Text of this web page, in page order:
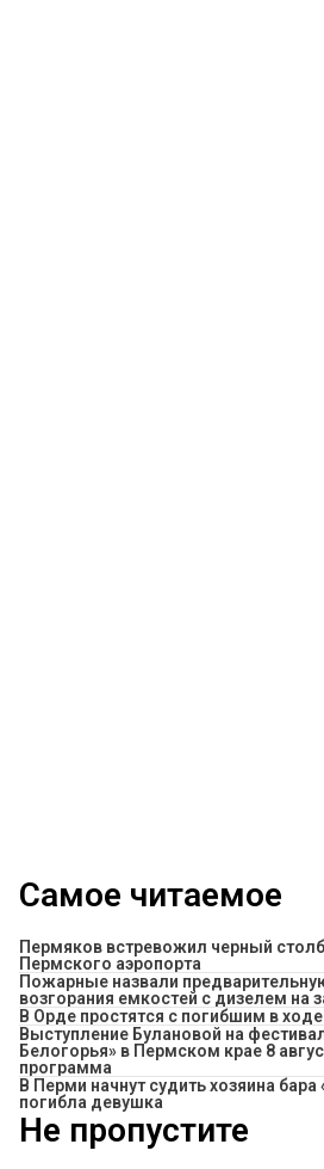
Самое читаемое
Пермяков встревожил черный
Пермского аэропорта
Пожарные назвали
возгорания емкостей с дизелем на
В Орде простятся с погибшим в
Выступление Булановой на
Белогорья» в Пермском крае 8
программа
​В Перми начнут судить хозяина
погибла девушка
Не пропустите